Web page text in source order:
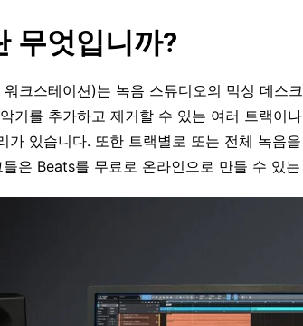
무엇입니까?
워크스테이션)는 녹음 스튜디오의 믹싱 데스
기를 추가하고 제거할 수 있는 여러 트랙이
가 있습니다. 또한 트랙별로 또는 전체 녹음
은 Beats를 무료로 온라인으로 만들 수 있